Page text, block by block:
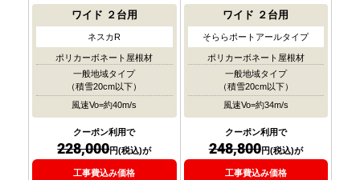
ワイド ２台用
ネスカR
ポリカーボネート屋根材
一般地域タイプ
（積雪20cm以下）
風速Vo=約40m/s
クーポン利用で
228,000円(税込)が
工事費込み価格
ワイド ２台用
そららポートアールタイプ
ポリカーボネート屋根材
一般地域タイプ
（積雪20cm以下）
風速Vo=約34m/s
クーポン利用で
248,800円(税込)が
工事費込み価格